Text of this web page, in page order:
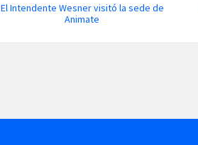
El Intendente Wesner visitó la sede de
Animate